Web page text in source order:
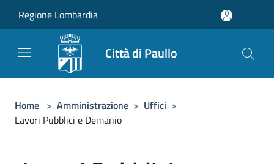
Regione Lombardia
Città di Paullo
Home > Amministrazione > Uffici >
Lavori Pubblici e Demanio